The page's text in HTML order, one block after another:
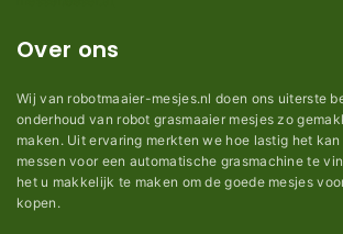
Over ons
Wij van robotmaaier-mesjes.nl doen ons uiterste
onderhoud van robot grasmaaier mesjes zo
maken. Uit ervaring merkten we hoe lastig het
messen voor een automatische grasmachine te
het u makkelijk te maken om de goede mesjes
kopen.